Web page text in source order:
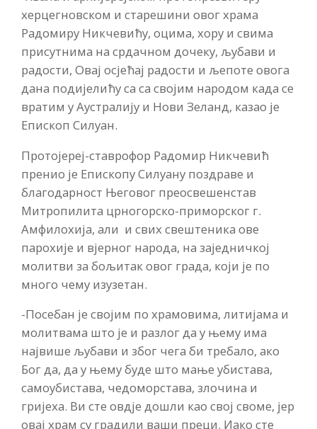
херцегновском и старешини овог храма
Радомиру Никчевићу, оцима, хору и свима
присутнима на срдачном дочеку, љубави и
радости, Овај осјећај радости и љепоте овога
дана подијелићу са са својим народом када се
вратим у Аустралију и Нови Зеланд, казао је
Епископ Силуан.
Протојереј-ставрофор Радомир Никчевић
пренио је Епископу Силуану поздраве и
благодарност Његовог преосвешенстав
Митропилита црногорско-приморског г.
Амфилохија, али и свих свештеника ове
парохије и вјерног народа, на заједничкој
молитви за бољитак овог града, који је по
много чему изузетан.
-Посебан је својим по храмовима, литијама и
молитвама што је и разлог да у њему има
највише љубави и због чега би требало, ако
Бог да, да у њему буде што мање убистава,
самоубистава, чедоморстава, злочина и
гријеха. Ви сте овдје дошли као свој своме, јер
овај храм су градили ваши преци. Иако сте